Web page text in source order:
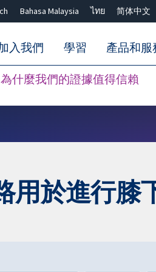
Bahasa Malaysia ไทย 简体中文
為什麼我們的證據值得信賴
入我們 學習 產品和服
用於進行膝